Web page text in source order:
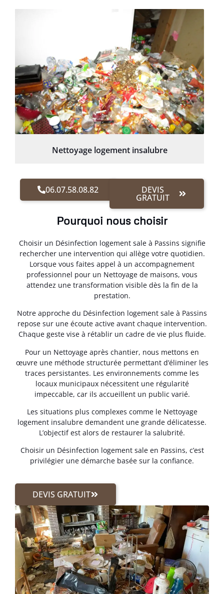
Nettoyage logement insalubre
06.07.58.08.82 DEVIS
GRATUIT
Pourquoi nous choisir
Choisir un Désinfection logement sale à Passins signifie
rechercher une intervention qui allège votre quotidien.
Lorsque vous faites appel à un accompagnement
professionnel pour un Nettoyage de maisons, vous
attendez une transformation visible dès la fin de la
prestation.
Notre approche du Désinfection logement sale à Passins
repose sur une écoute active avant chaque intervention.
Chaque geste vise à rétablir un cadre de vie plus fluide.
Pour un Nettoyage après chantier, nous mettons en
œuvre une méthode structurée permettant d’éliminer les
traces persistantes. Les environnements comme les
locaux municipaux nécessitent une régularité
impeccable, car ils accueillent un public varié.
Les situations plus complexes comme le Nettoyage
logement insalubre demandent une grande délicatesse.
L’objectif est alors de restaurer la salubrité.
Choisir un Désinfection logement sale en Passins, c’est
privilégier une démarche basée sur la confiance.
DEVIS GRATUIT